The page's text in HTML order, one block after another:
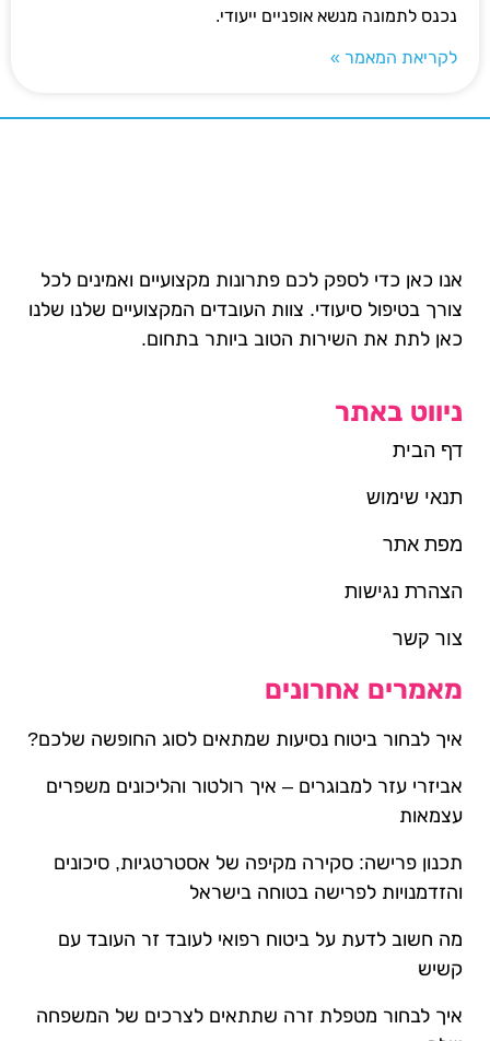
נכנס לתמונה מנשא אופניים ייעודי.
לקריאת המאמר »
אנו כאן כדי לספק לכם פתרונות מקצועיים ואמינים לכל
צורך בטיפול סיעודי. צוות העובדים המקצועיים שלנו שלנו
כאן לתת את השירות הטוב ביותר בתחום.
ניווט באתר
דף הבית
תנאי שימוש
מפת אתר
הצהרת נגישות
צור קשר
מאמרים אחרונים
איך לבחור ביטוח נסיעות שמתאים לסוג החופשה שלכם?
אביזרי עזר למבוגרים – איך רולטור והליכונים משפרים
עצמאות
תכנון פרישה: סקירה מקיפה של אסטרטגיות, סיכונים
והזדמנויות לפרישה בטוחה בישראל
מה חשוב לדעת על ביטוח רפואי לעובד זר העובד עם
קשיש
איך לבחור מטפלת זרה שתתאים לצרכים של המשפחה